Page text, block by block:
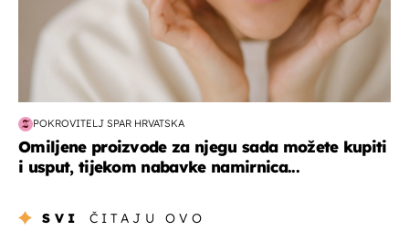
POKROVITELJ SPAR HRVATSKA
Omiljene proizvode za njegu sada možete kupiti
i usput, tijekom nabavke namirnica...
SVI ČITAJU OVO